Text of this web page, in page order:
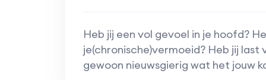
Heb jij een vol gevoel in je hoofd?
je(chronische)vermoeid? Heb jij last
gewoon nieuwsgierig wat het jouw